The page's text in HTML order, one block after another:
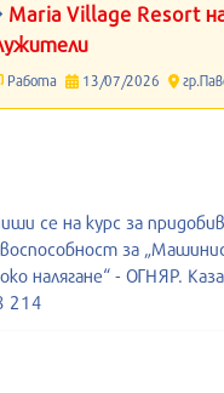
Maria Village Resort
Работа 13/07/2026
се на курс за
за
налягане“ - ОГНЯР.
214